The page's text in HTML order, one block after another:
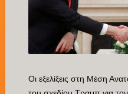
Οι εξελίξεις στη Μέση